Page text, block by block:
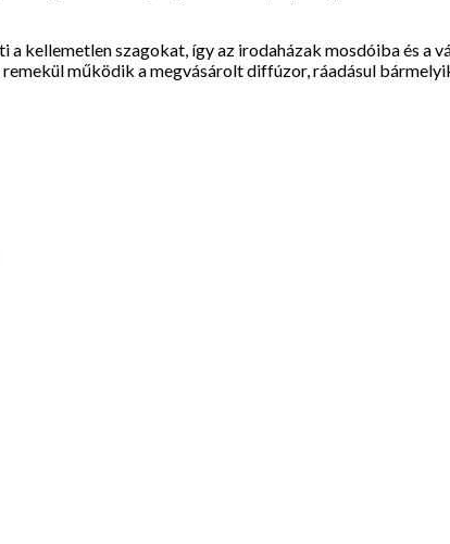
kellemetlen szagokat, így az irodaházak mosdóiba és a
működik a megvásárolt diffúzor, ráadásul